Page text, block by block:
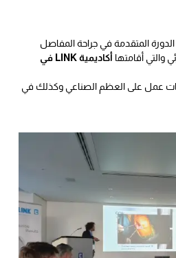
المتقدمة في جراحة المفاصل
والتي أقامتها
أكاديمية LINK في
عمل على العظم الصناعي وكذلك في